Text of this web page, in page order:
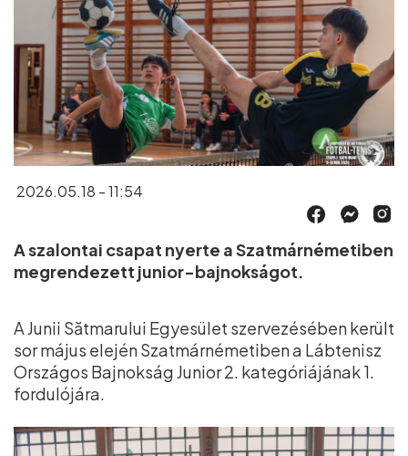
2026.05.18 - 11:54
A szalontai csapat nyerte a Szatmárnémetiben
megrendezett junior-bajnokságot.
A Junii Sătmarului Egyesület szervezésében került
sor május elején Szatmárnémetiben a Lábtenisz
Országos Bajnokság Junior 2. kategóriájának 1.
fordulójára.